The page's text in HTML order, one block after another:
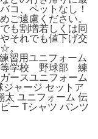
コ、ペットなし！
ご遠慮ください。
も割増若しくは同
それでも値下げ交
。
習用ユニフォーム
等学校 野球部 練
ースユニフォーム
ャージ セットア
太 ユニフォーム 伝
ー Tシャツ パンツ